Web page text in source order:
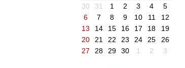
30
31 1 2 3 4
5
6
7 8 9 10 11
12
13
14 15 16 17 18
19
20
21 22 23 24 25
26
27
28 29 30 1 2 3